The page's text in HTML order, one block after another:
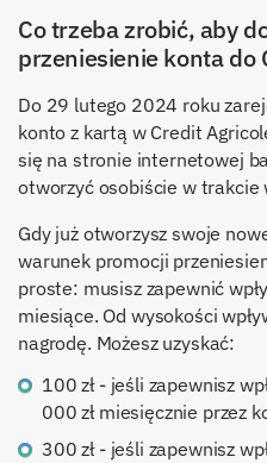
Co trzeba zrobić, aby
przeniesienie konta do
Do 29 lutego 2024 roku
konto z kartą w Credit
się na stronie internetowej
otworzyć osobiście w trakcie
Gdy już otworzysz swoje
warunek promocji
proste: musisz zapewnić
miesiące. Od wysokości
nagrodę. Możesz uzyskać:
100 zł - jeśli zapewnisz
000 zł miesięcznie przez
300 zł - jeśli zapewnisz